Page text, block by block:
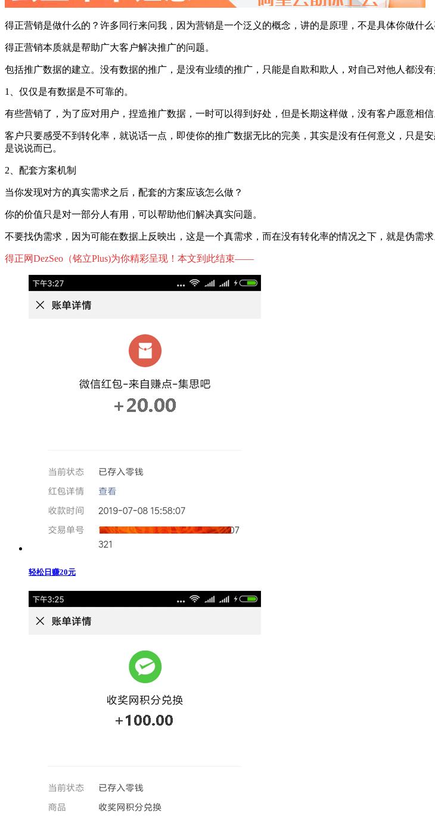
得正营销是做什么的？许多同行来问我，因为营销是一个泛义的概念，讲的是原理，不是具体你做什么
得正营销本质就是帮助广大客户解决推广的问题。
包括推广数据的建立。没有数据的推广，是没有业绩的推广，只能是自欺和欺人，对自己对他人都没
1、仅仅是有数据是不可靠的。
有些营销了，为了应对用户，捏造推广数据，一时可以得到好处，但是长期这样做，没有客户愿意相
客户只要感受不到转化率，就说话一点，即使你的推广数据无比的完美，其实是没有任何意义，只是
是说说而已。
2、配套方案机制
当你发现对方的真实需求之后，配套的方案应该怎么做？
你的价值只是对一部分人有用，可以帮助他们解决真实问题。
不要找伪需求，因为可能在数据上反映出，这是一个真需求，而在没有转化率的情况之下，就是伪需求
得正网DezSeo（铭立Plus)为你精彩呈现！本文到此结束——
轻松日赚20元